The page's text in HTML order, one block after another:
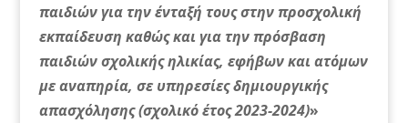
παιδιών για την ένταξή τους στην προσχολική
εκπαίδευση καθώς και για την πρόσβαση
παιδιών σχολικής ηλικίας, εφήβων και ατόμων
με αναπηρία, σε υπηρεσίες δημιουργικής
απασχόλησης (σχολικό έτος 2023-2024)»